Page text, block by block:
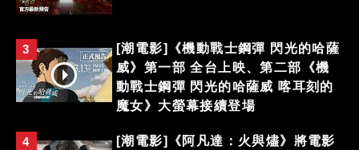
3
[潮電影]《機動戰士鋼彈 閃光的哈薩
威》第一部 全台上映、第二部《機
動戰士鋼彈 閃光的哈薩威 喀耳刻的
魔女》大螢幕接續登場
4
[潮電影]《阿凡達：火與燼》將電影